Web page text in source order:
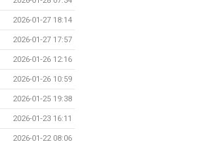
2026-01-27 18:14
2026-01-27 17:57
2026-01-26 12:16
2026-01-26 10:59
2026-01-25 19:38
2026-01-23 16:11
2026-01-22 08:06